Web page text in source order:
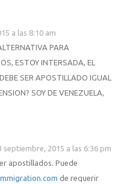
a las 8:10 am
PARA
ESTOY INTERSADA, EL
SER APOSTILLADO IGUAL
SOY DE VENEZUELA,
septiembre, 2015 a las 6:36 pm
apostillados. Puede
de requerir